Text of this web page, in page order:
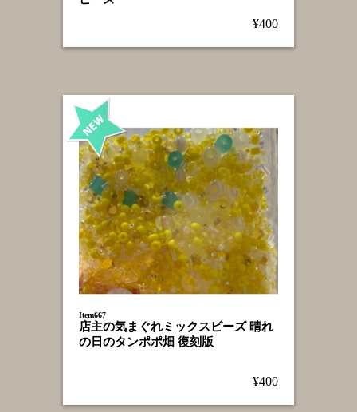
¥400
Item667
店主の気まぐれミックスビーズ 晴れ
の日のタンポポ畑 復刻版
¥400